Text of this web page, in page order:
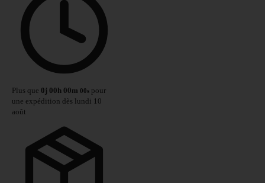
Plus que 0j 00h 00m 00s pour
une expédition dès lundi 10
août